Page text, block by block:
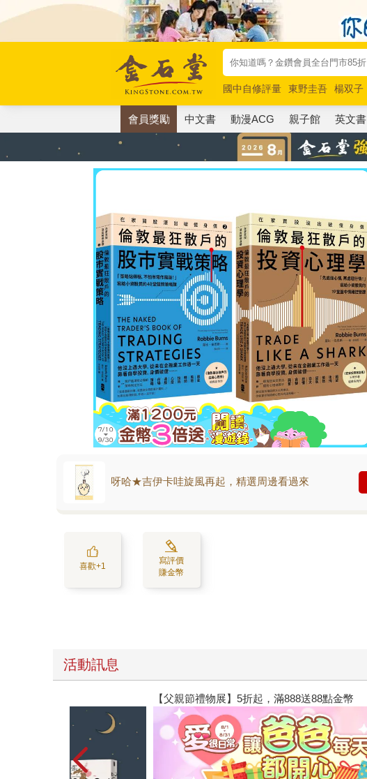
國中自修評量 東野圭吾 楊双子
唯紅花綻放
奧德賽 路邊攤新作
會員獎勵 中文書 動漫ACG 親子館 英文書
呀哈★吉伊卡哇旋風再起，精選周邊看過來
喜歡+1
寫評價
賺金幣
活動訊息
【父親節禮物展】5折起，滿888送88點金幣